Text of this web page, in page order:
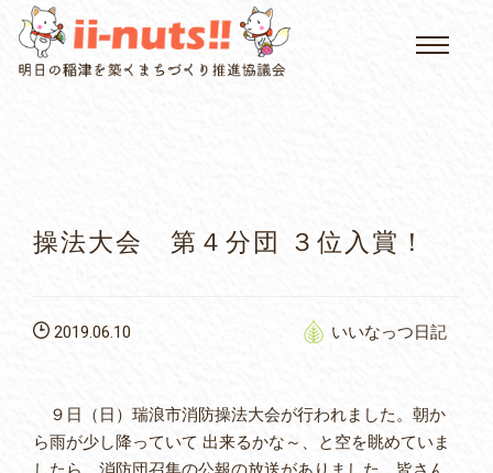
HOME
いなつについて
屏風山ご案内
操法大会 第４分団 ３位入賞！
いいなっつ日記
2019.06.10
９日（日）瑞浪市消防操法大会が行われました。朝か
ら雨が少し降っていて 出来るかな～、と空を眺めていま